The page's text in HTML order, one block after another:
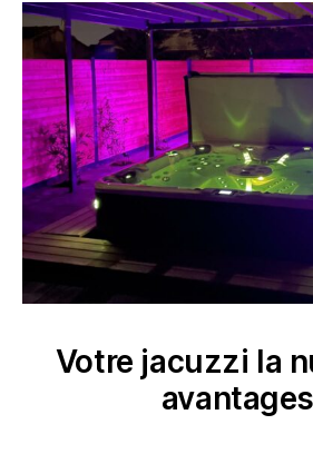
Votre jacuzzi la